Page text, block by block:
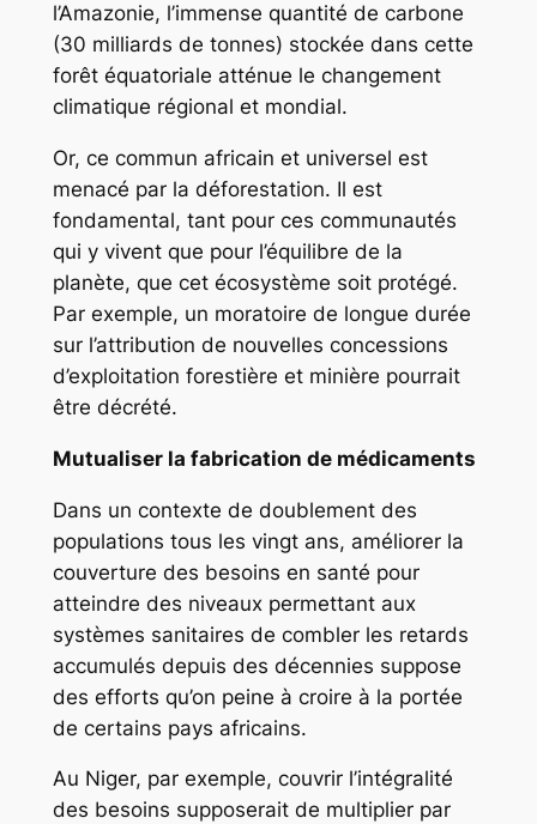
l’Amazonie, l’immense quantité de carbone
(30 milliards de tonnes) stockée dans cette
forêt équatoriale atténue le changement
climatique régional et mondial.
Or, ce commun africain et universel est
menacé par la déforestation. Il est
fondamental, tant pour ces communautés
qui y vivent que pour l’équilibre de la
planète, que cet écosystème soit protégé.
Par exemple, un moratoire de longue durée
sur l’attribution de nouvelles concessions
d’exploitation forestière et minière pourrait
être décrété.
Mutualiser la fabrication de médicaments
Dans un contexte de doublement des
populations tous les vingt ans, améliorer la
couverture des besoins en santé pour
atteindre des niveaux permettant aux
systèmes sanitaires de combler les retards
accumulés depuis des décennies suppose
des efforts qu’on peine à croire à la portée
de certains pays africains.
Au Niger, par exemple, couvrir l’intégralité
des besoins supposerait de multiplier par